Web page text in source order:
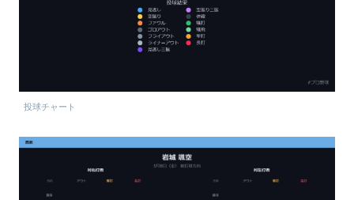
投球チャート